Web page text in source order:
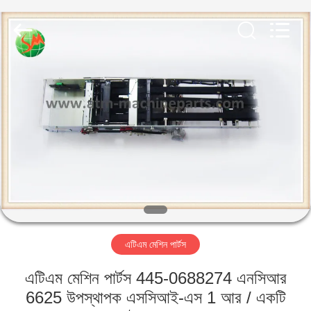
কারখানা
International
Co.,Ltd..
Rights
Reserved.
এটিএম মেশিন পার্টস
এটিএম মেশিন পার্টস 445-0688274 এনসিআর
6625 উপস্থাপক এসসিআই-এস 1 আর / একটি